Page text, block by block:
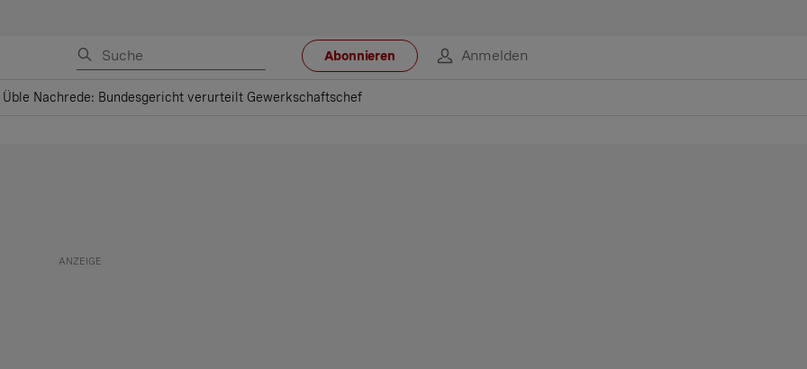
Abonnieren Anmelden
Üble Nachrede: Bundesgericht verurteilt Gewerkschaftschef